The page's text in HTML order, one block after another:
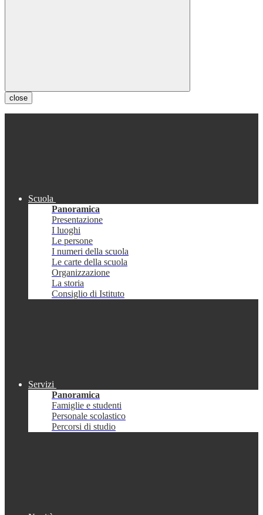
close
Scuola
Panoramica
Presentazione
I luoghi
Le persone
I numeri della scuola
Le carte della scuola
Organizzazione
La storia
Consiglio di Istituto
Servizi
Panoramica
Famiglie e studenti
Personale scolastico
Percorsi di studio